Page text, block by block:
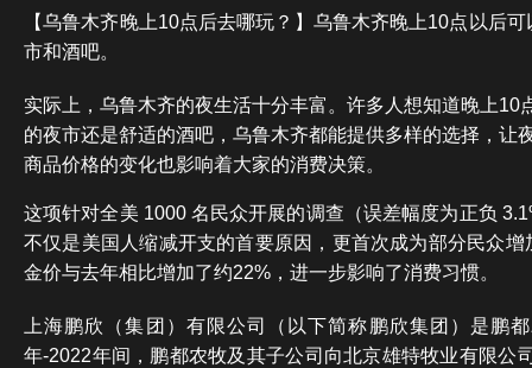
【乌鲁木齐晚上10点后去哪玩？】乌鲁木齐晚上10点以后
市和酒吧。
实际上，乌鲁木齐的夜生活十分丰富。许多人想知道晚上10
的夜市还是舒适的酒吧，乌鲁木齐都能提供多样的选择，让
商品价格的变化也影响着大家的消费决策。
这项针对全美 1000 名民众开展的调查（误差幅度为正负
不仅是美国人缩减开支的首要原因，更首次成为部分民众
金价与去年相比增加了约22%，进一步影响了消费习惯。
上海鹏欣（集团）有限公司（以下简称鹏欣集团）是鹏
年-2022年间，鹏都农牧及其子公司向北京雄特牧业有限公